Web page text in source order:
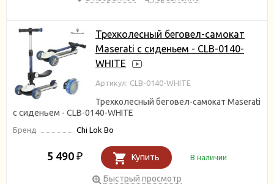
Трехколесный беговел-самокат
Maserati с сиденьем - CLB-0140-
WHITE
Артикул: CLB-0140-WHITE
Трехколесный беговел-самокат Maserati
с сиденьем - CLB-0140-WHITE
Бренд Chi Lok Bo
5 490 ₽ Купить В наличии
Быстрый просмотр